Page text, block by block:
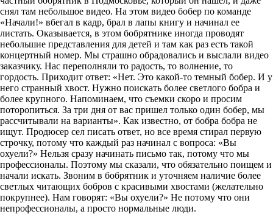
снял там небольшое видео. На этом видео бобер по команде
«Начали!» вбегал в кадр, брал в лапы книгу и начинал ее
листать. Оказывается, в этом бобрятнике иногда проводят
небольшие представления для детей и там как раз есть такой
концертный номер. Мы страшно обрадовались и выслали видео
заказчику. Нас переполняли то радость, то волнение, то
гордость. Приходит ответ: «Нет. Это какой-то темный бобер. И у
него странный хвост. Нужно поискать более светлого бобра и
более крупного. Напоминаем, что съемки скоро и просим
поторопиться. За три дня от вас пришел только один бобер, мы
рассчитывали на варианты». Как известно, от бобра бобра не
ищут. Продюсер сел писать ответ, но все время стирал первую
строчку, потому что каждый раз начинал с вопроса: «Вы
охуели?» Нельзя сразу начинать письмо так, потому что мы
профессионалы. Поэтому мы сказали, что обязательно поищем и
начали искать. Звоним в бобрятник и уточняем наличие более
светлых читающих бобров с красивыми хвостами (желательно
покрупнее). Нам говорят: «Вы охуели?» Не потому что они
непрофессионалы, а просто нормальные люди.